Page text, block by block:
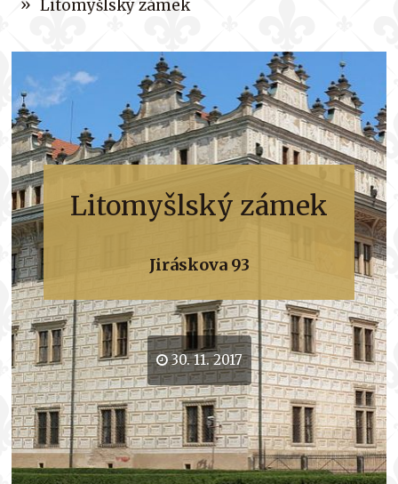
» Litomyšlský zámek
Litomyšlský zámek
Jiráskova 93
30. 11. 2017